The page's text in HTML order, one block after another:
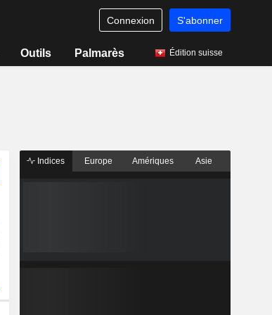
Connexion S'abonner
Outils Palmarès Édition suisse
Indices Europe Amériques Asie